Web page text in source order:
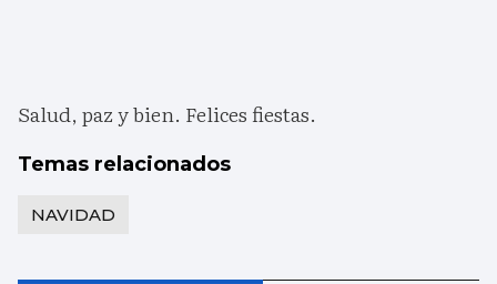
Salud, paz y bien. Felices fiestas.
Temas relacionados
NAVIDAD